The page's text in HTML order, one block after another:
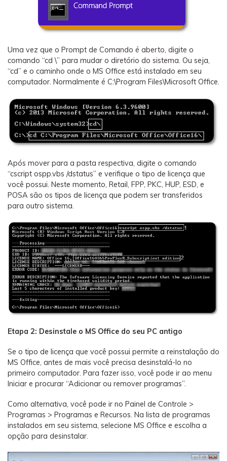
Uma vez que o Prompt de Comando é aberto, digite o
comando “cd \” para mudar o diretório do sistema. Ou seja,
“cd” e o caminho onde o MS Office está instalado em seu
computador. Normalmente é C:\Program Files\Microsoft Office.
Após mover para a pasta respectiva, digite o comando
“cscript ospp.vbs /dstatus” e verifique o tipo de licença que
você possui. Neste momento, Retail, FPP, PKC, HUP, ESD, e
POSA são os tipos de licença que podem ser transferidos
para outro sistema.
Etapa 2: Desinstale o MS Office do seu PC antigo
Se o tipo de licença que você possui permite a reinstalação do
MS Office, antes de mais você precisa desinstalá-lo no
primeiro computador. Para fazer isso, você pode ir ao menu
Iniciar e procurar “Adicionar ou remover programas”.
Como alternativa, você pode ir no Painel de Controle >
Programas > Programas e Recursos. Na lista de programas
instalados em seu sistema, selecione MS Office e escolha a
opção para desinstalar.